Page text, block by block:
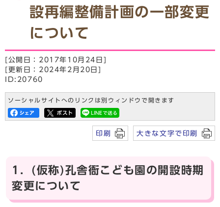
設再編整備計画の一部変更
について
[公開日：2017年10月24日]
[更新日：2024年2月20日]
ID:20760
ソーシャルサイトへのリンクは別ウィンドウで開きます
印刷 大きな文字で印刷
1．(仮称)孔舎衙こども園の開設時期
変更について